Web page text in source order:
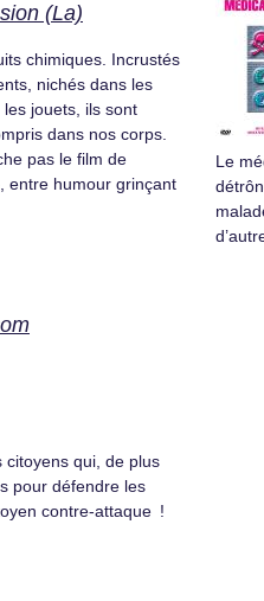
(La)
chimiques. Incrustés
nichés dans les
jouets, ils sont
dans nos corps.
pas le film de
entre humour grinçant
Le
citoyens qui, de plus
pour défendre les
contre-attaque !